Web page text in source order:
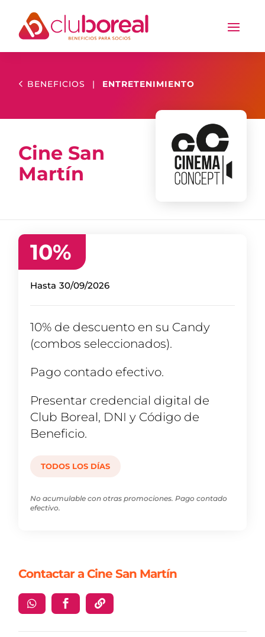
BENEFICIOS | ENTRETENIMIENTO
Cine San
Martín
10%
Hasta 30/09/2026
10% de descuento en su Candy
(combos seleccionados).
Pago contado efectivo.
Presentar credencial digital de
Club Boreal, DNI y Código de
Beneficio.
TODOS LOS DÍAS
No acumulable con otras promociones. Pago contado
efectivo.
Contactar a Cine San Martín
  